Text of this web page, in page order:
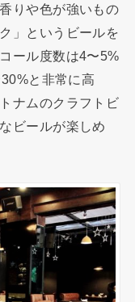
りや色が強いもの
」というビールを
ール度数は4〜5%
と非常に高
ナムのクラフトビ
ビールが楽しめ